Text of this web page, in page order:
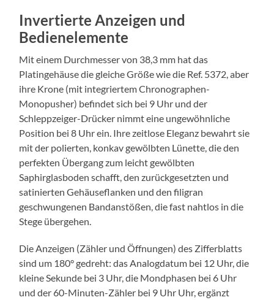
Invertierte Anzeigen und
Bedienelemente
Mit einem Durchmesser von 38,3 mm hat das
Platingehäuse die gleiche Größe wie die Ref. 5372, aber
ihre Krone (mit integriertem Chronographen-
Monopusher) befindet sich bei 9 Uhr und der
Schleppzeiger-Drücker nimmt eine ungewöhnliche
Position bei 8 Uhr ein. Ihre zeitlose Eleganz bewahrt sie
mit der polierten, konkav gewölbten Lünette, die den
perfekten Übergang zum leicht gewölbten
Saphirglasboden schafft, den zurückgesetzten und
satinierten Gehäuseflanken und den filigran
geschwungenen Bandanstößen, die fast nahtlos in die
Stege übergehen.
Die Anzeigen (Zähler und Öffnungen) des Zifferblatts
sind um 180° gedreht: das Analogdatum bei 12 Uhr, die
kleine Sekunde bei 3 Uhr, die Mondphasen bei 6 Uhr
und der 60-Minuten-Zähler bei 9 Uhr Uhr, ergänzt